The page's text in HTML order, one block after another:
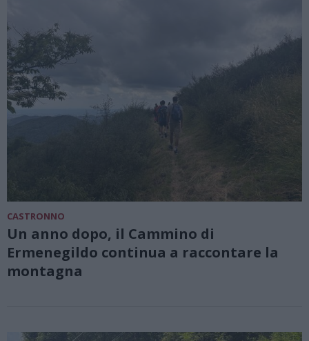
CASTRONNO
Un anno dopo, il Cammino di
Ermenegildo continua a raccontare la
montagna